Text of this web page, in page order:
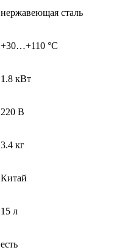
нержавеющая сталь
+30…+110 °C
1.8 кВт
220 В
3.4 кг
Китай
15 л
есть